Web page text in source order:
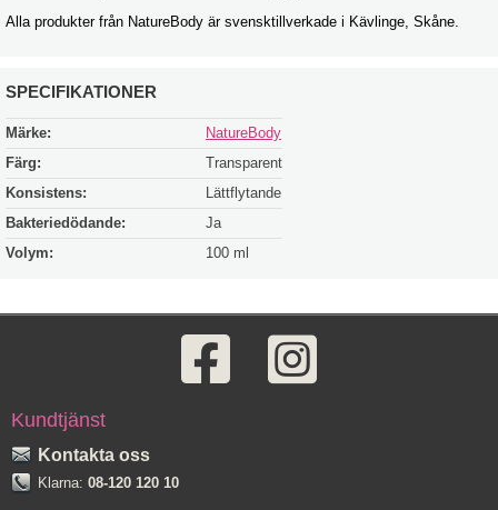
Alla produkter från NatureBody är svensktillverkade i Kävlinge, Skåne.
SPECIFIKATIONER
Märke:
NatureBody
Färg:
Transparent
Konsistens:
Lättflytande
Bakteriedödande:
Ja
Volym:
100 ml
Kundtjänst
Kontakta oss
Klarna: 08-120 120 10